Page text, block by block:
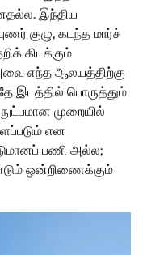
இந்திய
குழு, கடந்த மார்ச்
கிடக்கும்
எந்த ஆலயத்திற்கு
இடத்தில் பொருத்தும்
முறையில்
என
பணி அல்ல;
ஒன்றிணைக்கும்